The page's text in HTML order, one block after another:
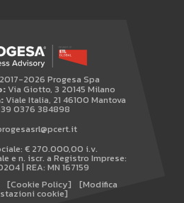
2026 Progesa Spa
Via Giotto, 3 20145 Milano
Viale Italia, 21 46100 Mantova
0376 384898
€ 270.000,00 i.v.
e n. iscr. a Registro Imprese:
| REA: MN 167159
[Cookie Policy] [Modifica
cookie]